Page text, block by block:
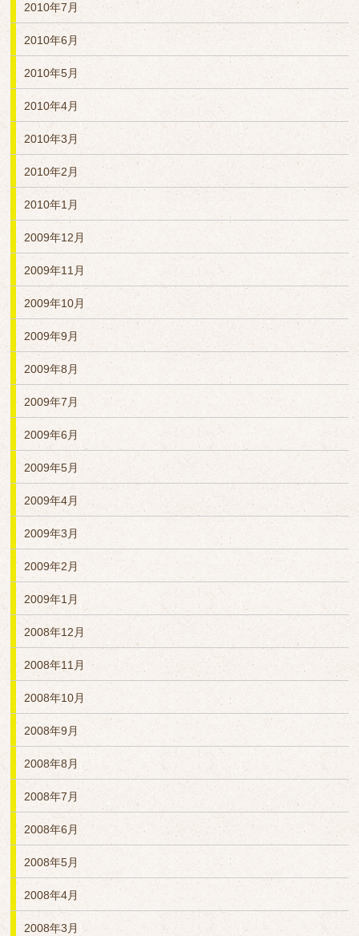
2010年7月
2010年6月
2010年5月
2010年4月
2010年3月
2010年2月
2010年1月
2009年12月
2009年11月
2009年10月
2009年9月
2009年8月
2009年7月
2009年6月
2009年5月
2009年4月
2009年3月
2009年2月
2009年1月
2008年12月
2008年11月
2008年10月
2008年9月
2008年8月
2008年7月
2008年6月
2008年5月
2008年4月
2008年3月